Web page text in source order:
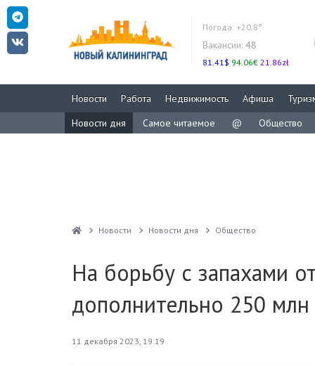
Погода: +20.8°
Вакансии: 48
81.41$ 94.06€ 21.86zł
Новости Работа Недвижимость Афиша
Новости дня
Самое читаемое @ Общество
Новости Новости дня Общество
На борьбу с запахами
дополнительно 250
11 декабря 2023, 19:19